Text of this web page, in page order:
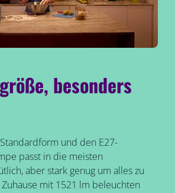
besonders
und den E27-
passt in die meisten
aber stark genug um alles zu
mit 1521 lm beleuchten